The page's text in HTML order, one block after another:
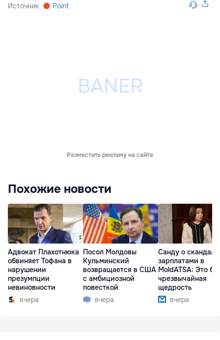
Источник Point
Разместить рекламу на сайте
Похожие новости
Адвокат Плахотнюка
обвиняет Тофана в
нарушении
презумпции
невиновности
вчера
Посол Молдовы
Кульминский
возвращается в США
с амбициозной
повесткой
вчера
Санду о
зарплатами в
MoldATSA: Это
чрезвычайная
щедрость
вчера